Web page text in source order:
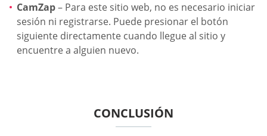
CamZap– Para este sitio web, no es necesario iniciar
sesión ni registrarse. Puede presionar el botón
siguiente directamente cuando llegue al sitio y
encuentre a alguien nuevo.
CONCLUSIÓN